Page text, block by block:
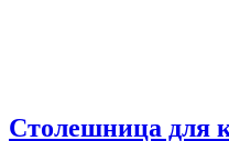
Столешница для